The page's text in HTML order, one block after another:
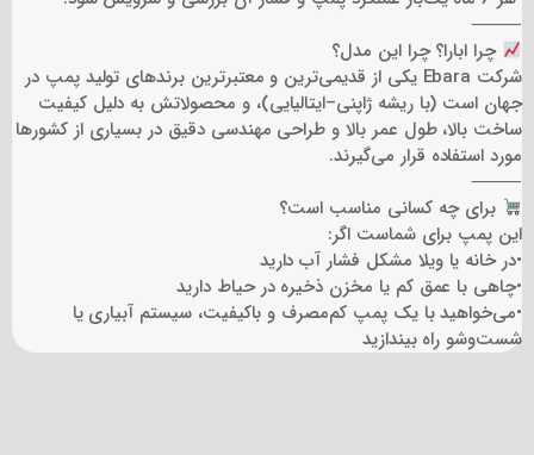
⸻
چرا ابارا؟ چرا این مدل؟
شرکت Ebara یکی از قدیمی‌ترین و معتبرترین برندهای تولید پمپ در
جهان است (با ریشه ژاپنی–ایتالیایی)، و محصولاتش به دلیل کیفیت
ساخت بالا، طول عمر بالا و طراحی مهندسی دقیق در بسیاری از کشورها
مورد استفاده قرار می‌گیرند.
⸻
برای چه کسانی مناسب است؟
این پمپ برای شماست اگر:
•در خانه یا ویلا مشکل فشار آب دارید
•چاهی با عمق کم یا مخزن ذخیره در حیاط دارید
•می‌خواهید با یک پمپ کم‌مصرف و باکیفیت، سیستم آبیاری یا
شست‌وشو راه بیندازید